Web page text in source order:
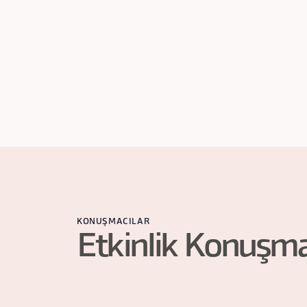
KONUŞMACILAR
Etkinlik